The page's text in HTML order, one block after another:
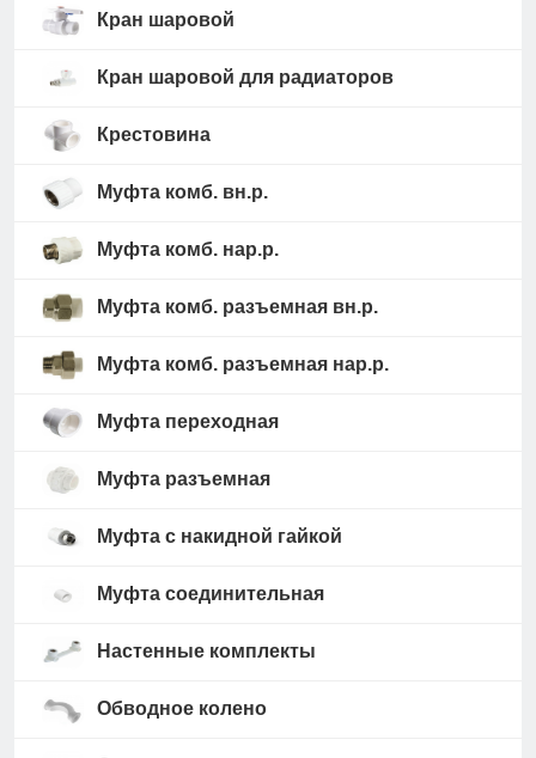
Кран шаровой
Кран шаровой для радиаторов
Крестовина
Муфта комб. вн.р.
Муфта комб. нар.р.
Муфта комб. разъемная вн.р.
Муфта комб. разъемная нар.р.
Муфта переходная
Муфта разъемная
Муфта с накидной гайкой
Муфта соединительная
Настенные комплекты
Обводное колено